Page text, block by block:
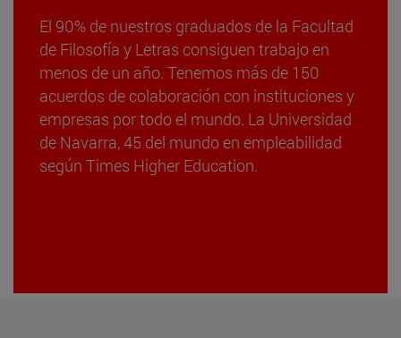
El 90% de nuestros graduados de la Facultad
de Filosofía y Letras consiguen trabajo en
menos de un año. Tenemos más de 150
acuerdos de colaboración con instituciones y
empresas por todo el mundo. La Universidad
de Navarra, 45 del mundo en empleabilidad
según Times Higher Education.